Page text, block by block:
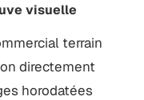
visuelle
terrain
directement
horodatées